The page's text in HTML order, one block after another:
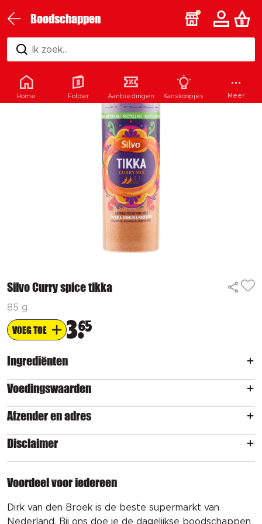
Boodschappen
Ik zoek...
Silvo Curry spice tikka
85 g
VOEG TOE 365
Ingrediënten
Voedingswaarden
Afzender en adres
Disclaimer
Voordeel voor iedereen
Dirk van den Broek is de beste supermarkt van
Nederland. Bij ons doe je de dagelijkse boodschappen
Home Folder Aanbiedingen Kanskoopjes Meer